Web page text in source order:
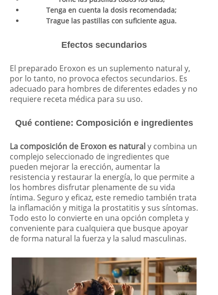
Tenga en cuenta la dosis recomendada;
Trague las pastillas con suficiente agua.
Efectos secundarios
El preparado Eroxon es un suplemento natural y,
por lo tanto, no provoca efectos secundarios. Es
adecuado para hombres de diferentes edades y no
requiere receta médica para su uso.
Qué contiene: Composición e ingredientes
La composición de Eroxon es natural y combina un
complejo seleccionado de ingredientes que
pueden mejorar la erección, aumentar la
resistencia y restaurar la energía, lo que permite a
los hombres disfrutar plenamente de su vida
íntima. Seguro y eficaz, este remedio también trata
la inflamación y mitiga la prostatitis y sus síntomas.
Todo esto lo convierte en una opción completa y
conveniente para cualquiera que busque apoyar
de forma natural la fuerza y la salud masculinas.